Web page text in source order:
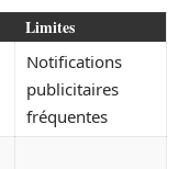
Limites
Notifications
publicitaires
fréquentes